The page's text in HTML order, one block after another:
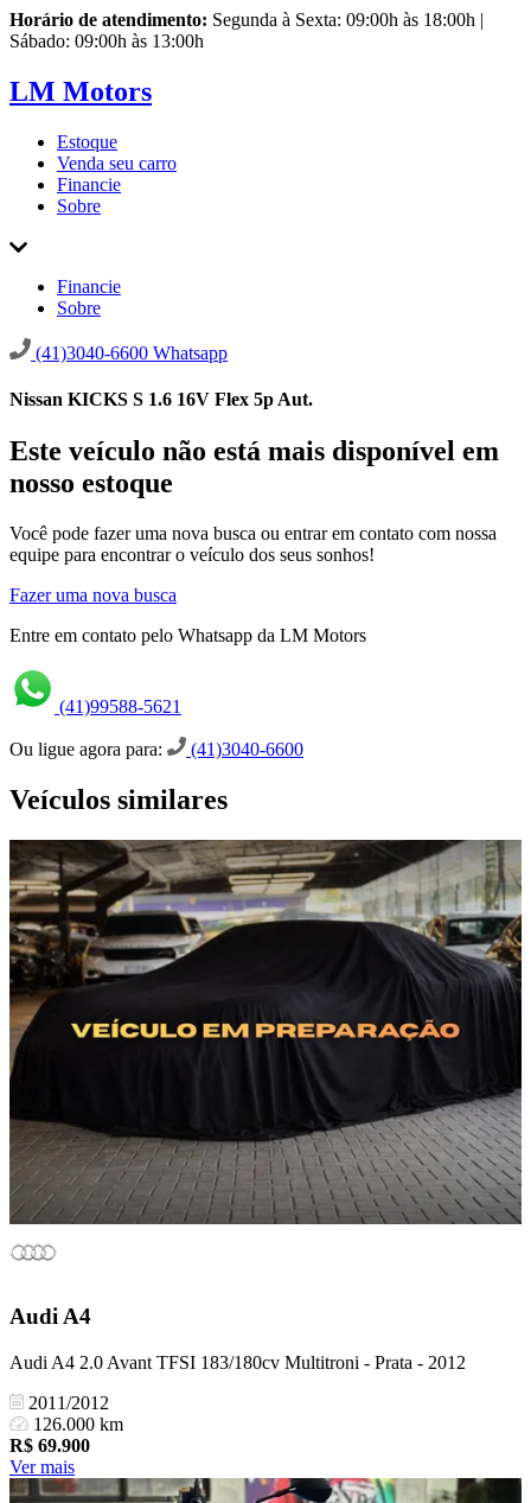
Horário de atendimento: Segunda à Sexta: 09:00h às 18:00h |
Sábado: 09:00h às 13:00h
LM Motors
Estoque
Venda seu carro
Financie
Sobre
Financie
Sobre
(41)3040-6600 Whatsapp
Nissan KICKS S 1.6 16V Flex 5p Aut.
Este veículo não está mais disponível em
nosso estoque
Você pode fazer uma nova busca ou entrar em contato com nossa
equipe para encontrar o veículo dos seus sonhos!
Fazer uma nova busca
Entre em contato pelo Whatsapp da LM Motors
(41)99588-5621
Ou ligue agora para: (41)3040-6600
Veículos similares
AudiA4
Audi A4 2.0 Avant TFSI 183/180cv Multitroni - Prata - 2012
2011/2012
126.000 km
R$ 69.900
Ver mais